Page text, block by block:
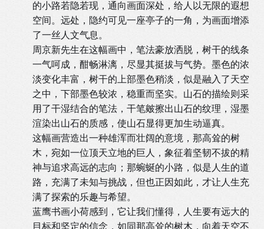
的小路若隐若现，通向画面深处，给人以无限的遐想
空间。远处，隐约可见一座亭子的一角，为画面增添
了一丝人文气息。
周京新先生在这幅画中，笔法豪放洒脱，树干的线条
一气呵成，酣畅淋漓，尽显其挺拔与气势。墨色的浓
淡变化丰富，树干的上部墨色稍淡，似是融入了天空
之中，下部墨色较浓，稳重而坚实。山石的描绘则采
用了干湿结合的笔法，干笔皴擦出山石的纹理，湿墨
渲染出山石的质感，使山石显得更加生动逼真。
这幅画营造出一种雄浑而壮阔的意境，那高耸的树
木，宛如一位顶天立地的巨人，象征着坚韧不拔的精
神与追求高远的志向；那蜿蜒的小路，似是人生的道
路，充满了未知与挑战，但也正因如此，才让人生充
满了探索的乐趣与希望。
蓝鹰书画小荷感到，它让我们懂得，人生要有远大的
目标和坚定的信念，如同那高耸的树木，向着天空不